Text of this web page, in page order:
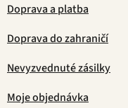
Doprava a platba
Doprava do zahraničí
Nevyzvednuté zásilky
Moje objednávka